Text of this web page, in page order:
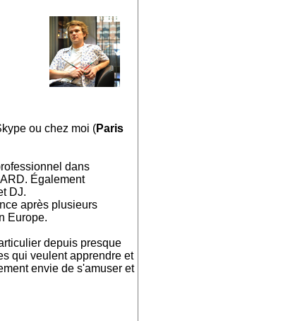
ou chez moi (Paris
dans
Également
DJ.
après plusieurs
Europe.
depuis presque
qui veulent apprendre et
envie de s'amuser et